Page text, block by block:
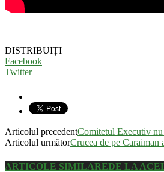
DISTRIBUIȚI
Facebook
Twitter
Articolul precedentComitetul Executiv
Articolul următorCrucea de pe
ARTICOLE SIMILAREDE LA